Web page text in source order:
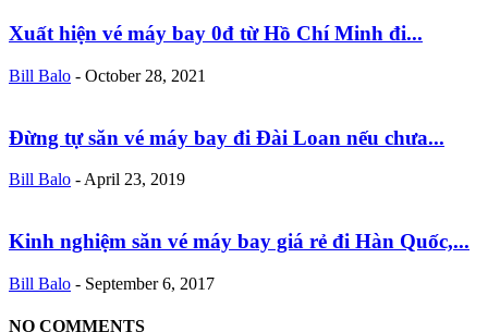
Xuất hiện vé máy bay 0đ từ Hồ Chí Minh đi...
Bill Balo - October 28, 2021
Đừng tự săn vé máy bay đi Đài Loan nếu chưa...
Bill Balo - April 23, 2019
Kinh nghiệm săn vé máy bay giá rẻ đi Hàn Quốc,...
Bill Balo - September 6, 2017
NO COMMENTS